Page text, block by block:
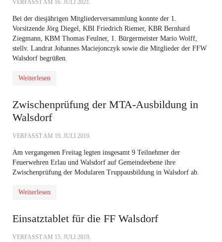
VERFASST AM 16. JULI 2021.
Bei der diesjährigen Mitgliederversammlung konnte der 1.
Vorsitzende Jörg Diegel, KBI Friedrich Riemer, KBR Bernhard
Ziegmann, KBM Thomas Feulner, 1. Bürgermeister Mario Wolff,
stellv. Landrat Johannes Maciejonczyk sowie die Mitglieder der FFW
Walsdorf begrüßen.
Weiterlesen
Zwischenprüfung der MTA-Ausbildung in
Walsdorf
VERFASST AM 19. JULI 2019.
Am vergangenen Freitag legten insgesamt 9 Teilnehmer der
Feuerwehren Erlau und Walsdorf auf Gemeindeebene ihre
Zwischenprüfung der Modularen Truppausbildung in Walsdorf ab.
Weiterlesen
Einsatztablet für die FF Walsdorf
VERFASST AM 15. JULI 2019.